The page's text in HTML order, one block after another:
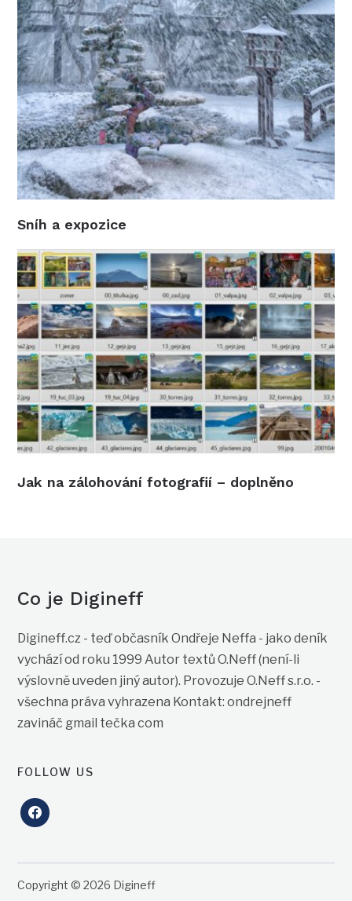
Sníh a expozice
Jak na zálohování fotografií – doplněno
Co je Digineff
Digineff.cz - teď občasník Ondřeje Neffa - jako deník
vychází od roku 1999 Autor textů O.Neff (není-li
výslovně uveden jiný autor). Provozuje O.Neff s.r.o. -
všechna práva vyhrazena Kontakt: ondrejneff
zavináč gmail tečka com
FOLLOW US
facebook
Copyright © 2026 Digineff